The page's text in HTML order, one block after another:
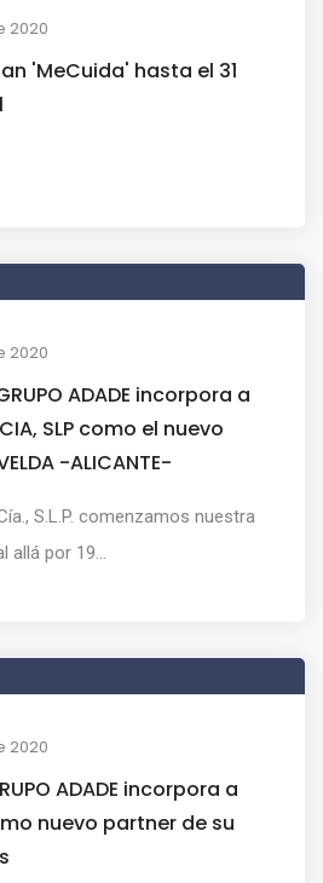
2020
'MeCuida' hasta el 31
2020
ADADE incorpora a
CIA, SLP como el nuevo
-ALICANTE-
S.L.P. comenzamos nuestra
allá por 19...
2020
ADADE incorpora a
nuevo partner de su